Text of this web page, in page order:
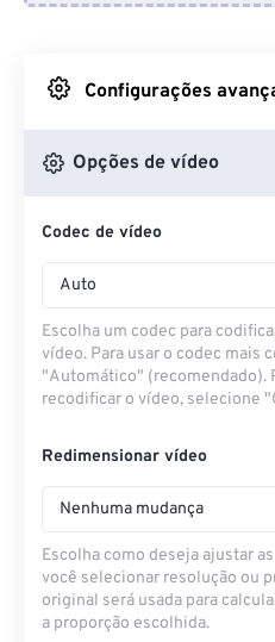
Do
Do
Configurações
Opções de vídeo
Codec de vídeo
Auto
Escolha um codec para
vídeo. Para usar o codec mais
"Automático" (recomendado).
recodificar o vídeo, selecione
Redimensionar vídeo
Nenhuma mudança
Escolha como deseja ajustar
você selecionar resolução ou
original será usada para
a proporção escolhida.